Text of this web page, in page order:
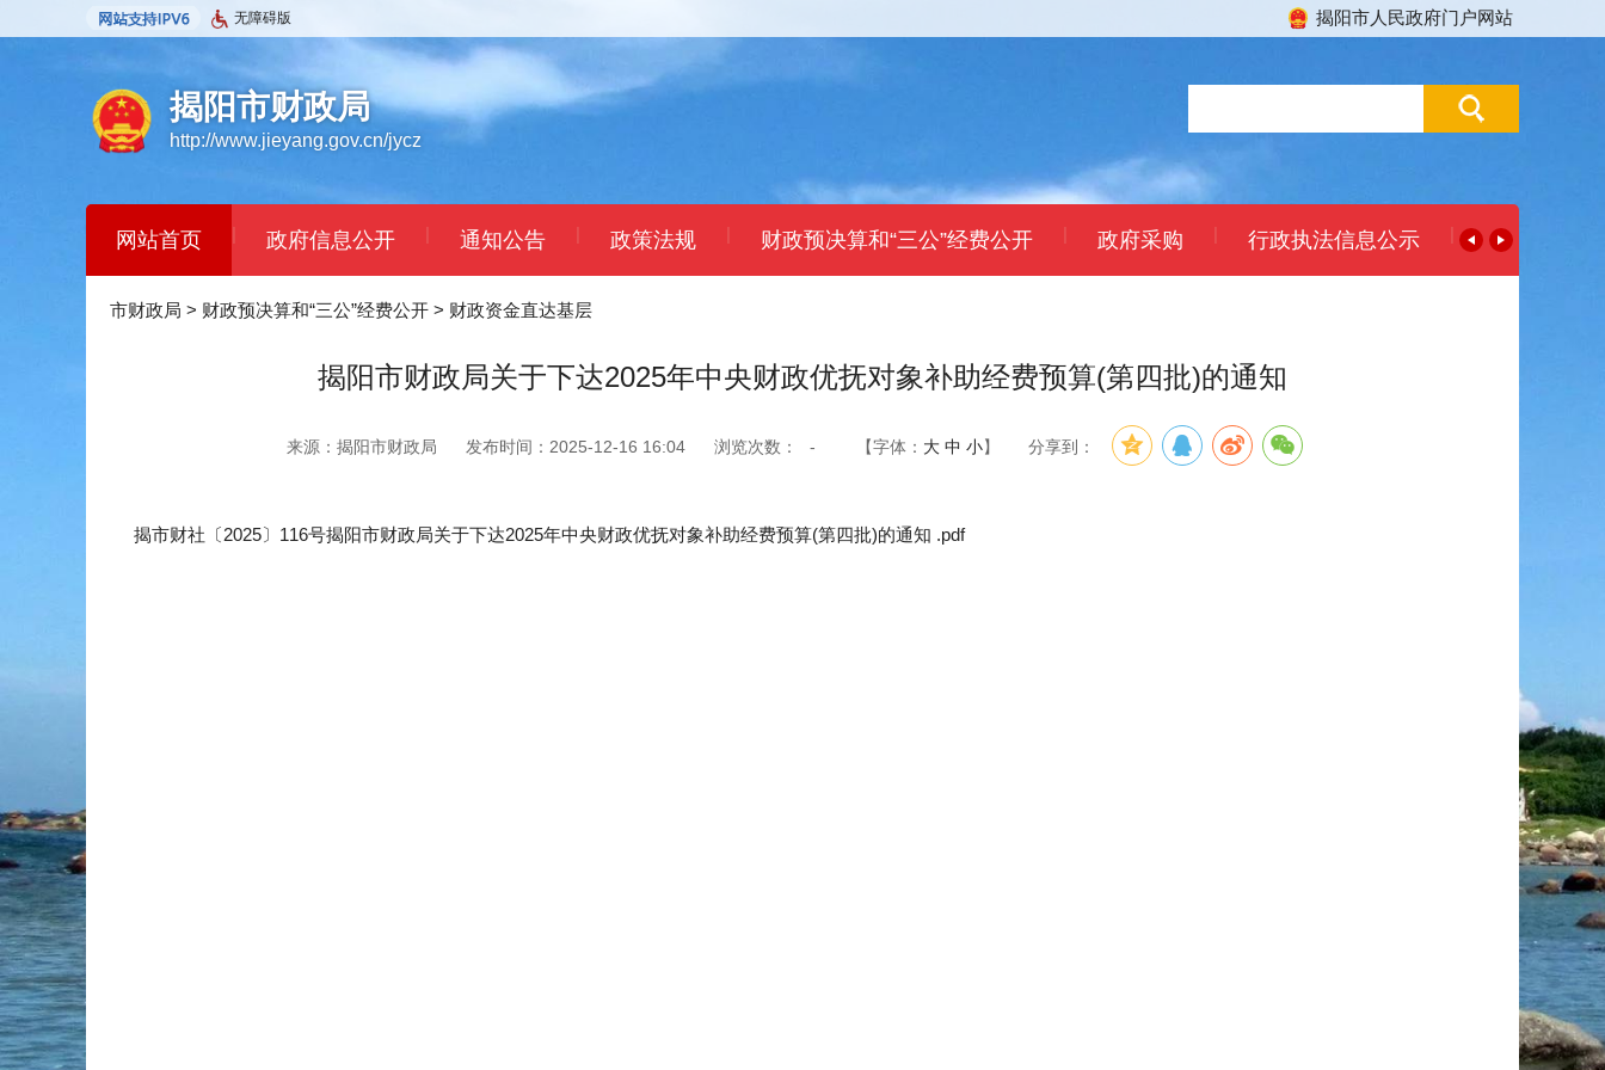
无障碍版 揭阳市人民政府门户网站
揭阳市财政局
http://www.jieyang.gov.cn/jycz
网站首页 | 政府信息公开 | 通知公告 | 政策法规 | 财政预决算和“三公”经费公开 | 政府采购 | 行政执法信息公示 |
市财政局 > 财政预决算和“三公”经费公开 > 财政资金直达基层
揭阳市财政局关于下达2025年中央财政优抚对象补助经费预算(第四批)的通知
来源：揭阳市财政局 发布时间：2025-12-16 16:04 浏览次数： - 【字体： 大 中 小】 分享到：
揭市财社〔2025〕116号揭阳市财政局关于下达2025年中央财政优抚对象补助经费预算(第四批)的通知 .pdf